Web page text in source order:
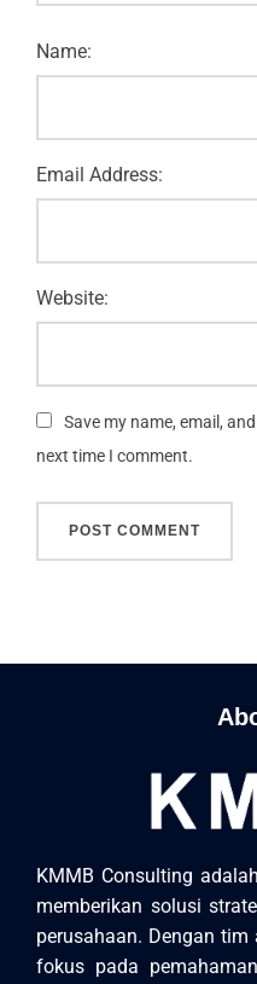
Name:
Email Address:
Website:
Save my name, email,
next time I comment.
KMMB Consulting
memberikan solusi
perusahaan. Dengan tim
fokus pada